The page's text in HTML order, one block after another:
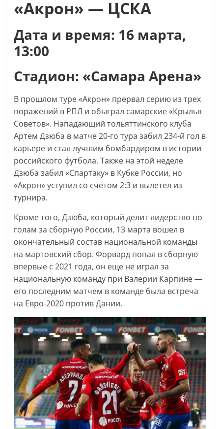
«Акрон» — ЦСКА
Дата и время: 16 марта,
13:00
Стадион: «Самара Арена»
В прошлом туре «Акрон» прервал серию из трех
поражений в РПЛ и обыграл самарские «Крылья
Советов». Нападающий тольяттинского клуба
Артем Дзюба в матче 20-го тура забил 234-й гол в
карьере и стал лучшим бомбардиром в истории
российского футбола. Также на этой неделе
Дзюба забил «Спартаку» в Кубке России, но
«Акрон» уступил со счетом 2:3 и вылетел из
турнира.
Кроме того, Дзюба, который делит лидерство по
голам за сборную России, 13 марта вошел в
окончательный состав национальной команды
на мартовский сбор. Форвард попал в сборную
впервые с 2021 года, он еще не играл за
национальную команду при Валерии Карпине —
его последним матчем в команде была встреча
на Евро-2020 против Дании.